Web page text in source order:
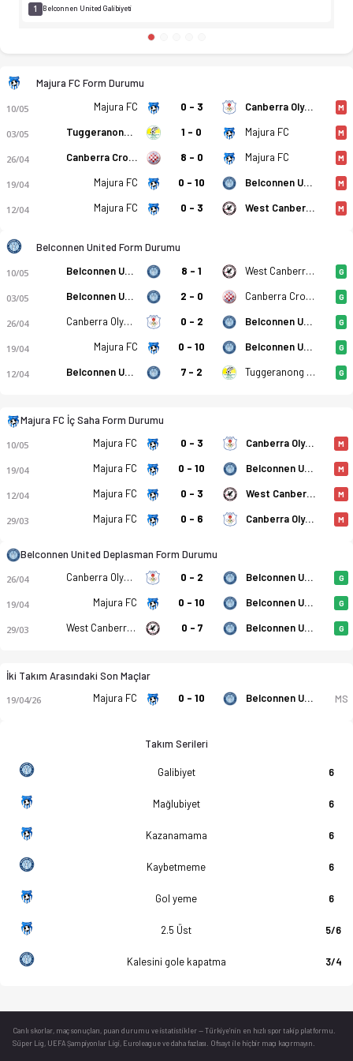
1 Belconnen United Galibiyeti
Majura FC Form Durumu
10/05 Majura FC 0 - 3 Canberra Olympic M
03/05 Tuggeranong United FC 1 - 0 Majura FC M
26/04 Canberra Croatia FC 8 - 0 Majura FC M
19/04 Majura FC 0 - 10 Belconnen United M
12/04 Majura FC 0 - 3 West Canberra Wanderers FC M
Belconnen United Form Durumu
10/05 Belconnen United 8 - 1 West Canberra Wanderers FC G
03/05 Belconnen United 2 - 0 Canberra Croatia FC G
26/04 Canberra Olympic 0 - 2 Belconnen United G
19/04 Majura FC 0 - 10 Belconnen United G
12/04 Belconnen United 7 - 2 Tuggeranong United FC G
Majura FC İç Saha Form Durumu
10/05 Majura FC 0 - 3 Canberra Olympic M
19/04 Majura FC 0 - 10 Belconnen United M
12/04 Majura FC 0 - 3 West Canberra Wanderers FC M
29/03 Majura FC 0 - 6 Canberra Olympic M
Belconnen United Deplasman Form Durumu
26/04 Canberra Olympic 0 - 2 Belconnen United G
19/04 Majura FC 0 - 10 Belconnen United G
29/03 West Canberra Wanderers FC 0 - 7 Belconnen United G
İki Takım Arasındaki Son Maçlar
19/04/26 Majura FC 0 - 10 Belconnen United MS
Takım Serileri
Galibiyet 6
Mağlubiyet 6
Kazanamama 6
Kaybetmeme 6
Gol yeme 6
2.5 Üst 5/6
Kalesini gole kapatma 3/4
Canlı skorlar , maç sonuçları, puan durumu ve istatistikler — Türkiye’nin en hızlı spor takip platformu.
Süper Lig, UEFA Şampiyonlar Ligi, Euroleague ve daha fazlası. Ofsayt ile hiçbir maçı kaçırmayın.